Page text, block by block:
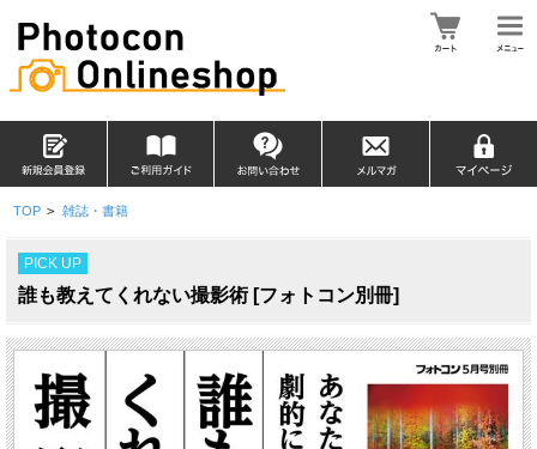
TOP > 雑誌・書籍
PICK UP
誰も教えてくれない撮影術 [フォトコン別冊]